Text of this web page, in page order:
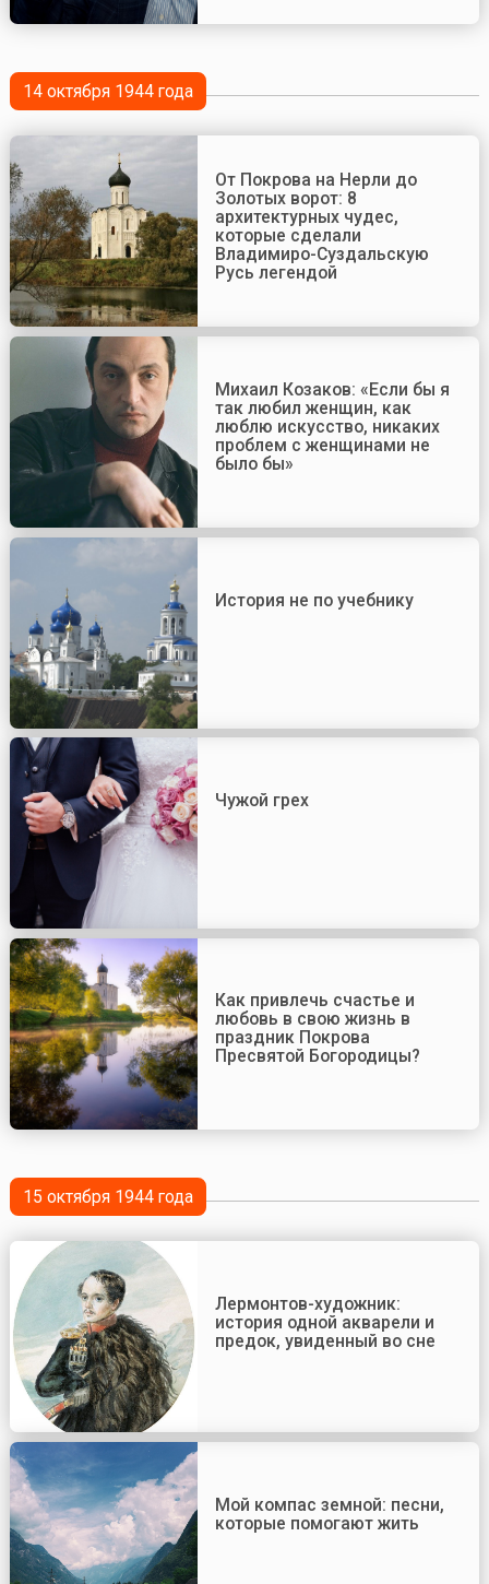
14 октября 1944 года
От Покрова на Нерли до
Золотых ворот: 8
архитектурных чудес,
которые сделали
Владимиро-Суздальскую
Русь легендой
Михаил Козаков: «Если бы я
так любил женщин, как
люблю искусство, никаких
проблем с женщинами не
было бы»
История не по учебнику
Чужой грех
Как привлечь счастье и
любовь в свою жизнь в
праздник Покрова
Пресвятой Богородицы?
15 октября 1944 года
Лермонтов-художник:
история одной акварели и
предок, увиденный во сне
Мой компас земной: песни,
которые помогают жить